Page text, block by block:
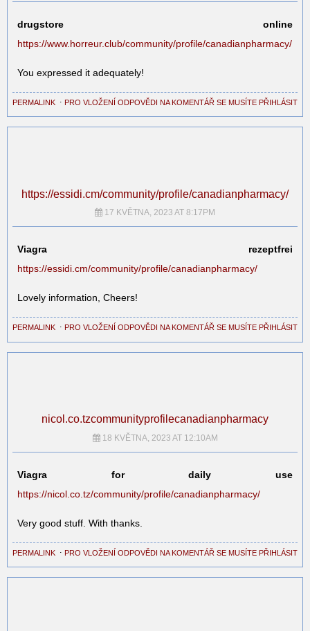
drugstore online
https://www.horreur.club/community/profile/canadianpharmacy/
You expressed it adequately!
PERMALINK ⋅ PRO VLOŽENÍ ODPOVĚDI NA KOMENTÁŘ SE MUSÍTE PŘIHLÁSIT
https://essidi.cm/community/profile/canadianpharmacy/
17 KVĚTNA, 2023 AT 8:17PM
Viagra rezeptfrei
https://essidi.cm/community/profile/canadianpharmacy/
Lovely information, Cheers!
PERMALINK ⋅ PRO VLOŽENÍ ODPOVĚDI NA KOMENTÁŘ SE MUSÍTE PŘIHLÁSIT
nicol.co.tzcommunityprofilecanadianpharmacy
18 KVĚTNA, 2023 AT 12:10AM
Viagra for daily use
https://nicol.co.tz/community/profile/canadianpharmacy/
Very good stuff. With thanks.
PERMALINK ⋅ PRO VLOŽENÍ ODPOVĚDI NA KOMENTÁŘ SE MUSÍTE PŘIHLÁSIT